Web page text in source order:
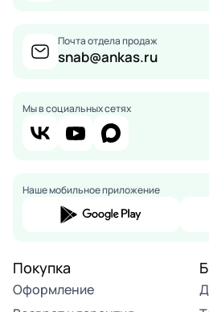
Почта отдела продаж
snab@ankas.ru
Мы в социальных сетях
Наше мобильное приложение
Покупка
Оформление